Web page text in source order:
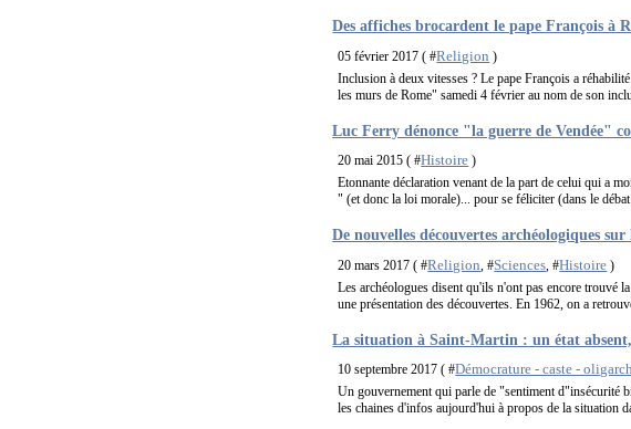
Des affiches brocardent le pape François à
05 février 2017 ( #Religion )
Inclusion à deux vitesses ? Le pape François a
les murs de Rome" samedi 4 février au nom de son
Luc Ferry dénonce "la guerre de Vendée"
20 mai 2015 ( #Histoire )
Etonnante déclaration venant de la part de celui qui a
" (et donc la loi morale)... pour se féliciter (dans le
De nouvelles découvertes archéologiques
20 mars 2017 ( #Religion, #Sciences, #Histoire )
Les archéologues disent qu'ils n'ont pas encore trouvé
une présentation des découvertes. En 1962, on a
La situation à Saint-Martin : un état absent,
10 septembre 2017 ( #Démocrature - caste -
Un gouvernement qui parle de "sentiment d"insécurité
les chaines d'infos aujourd'hui à propos de la situation